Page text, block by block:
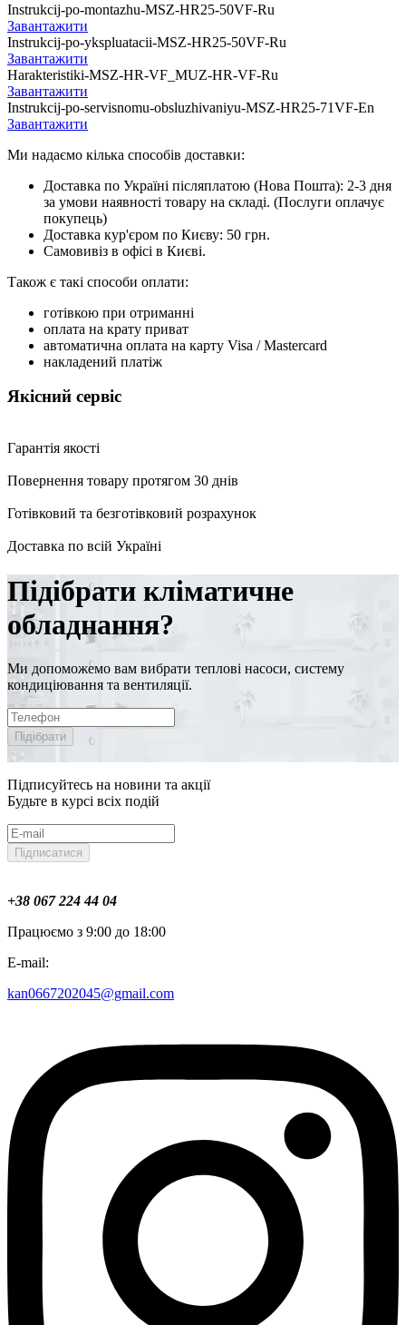
Instrukcij-po-montazhu-MSZ-HR25-50VF-Ru
Завантажити
Instrukcij-po-ykspluatacii-MSZ-HR25-50VF-Ru
Завантажити
Harakteristiki-MSZ-HR-VF_MUZ-HR-VF-Ru
Завантажити
Instrukcij-po-servisnomu-obsluzhivaniyu-MSZ-HR25-71VF-En
Завантажити
Ми надаємо кілька способів доставки:
Доставка по Україні післяплатою (Нова Пошта): 2-3 дня
за умови наявності товару на складі. (Послуги оплачує
покупець)
Доставка кур'єром по Києву: 50 грн.
Самовивіз в офісі в Києві.
Також є такі способи оплати:
готівкою при отриманні
оплата на крату приват
автоматична оплата на карту Visa / Mastercard
накладений платіж
Якісний сервіс
Гарантія якості
Повернення товару протягом 30 днів
Готівковий та безготівковий розрахунок
Доставка по всій Україні
Підібрати кліматичне
обладнання?
Ми допоможемо вам вибрати теплові насоси, систему
кондиціювання та вентиляції.
Підібрати
Підписуйтесь на новини та акції
Будьте в курсі всіх подій
Підписатися
+38 067 224 44 04
Працюємо з 9:00 до 18:00
E-mail:
kan0667202045@gmail.com